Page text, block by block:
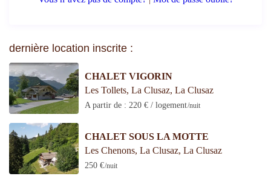
dernière location inscrite :
CHALET VIGORIN
Les Tollets, La Clusaz,La Clusaz
A partir de : 220 € / logement/nuit
CHALET SOUS LA MOTTE
Les Chenons, La Clusaz,La Clusaz
250 €/nuit